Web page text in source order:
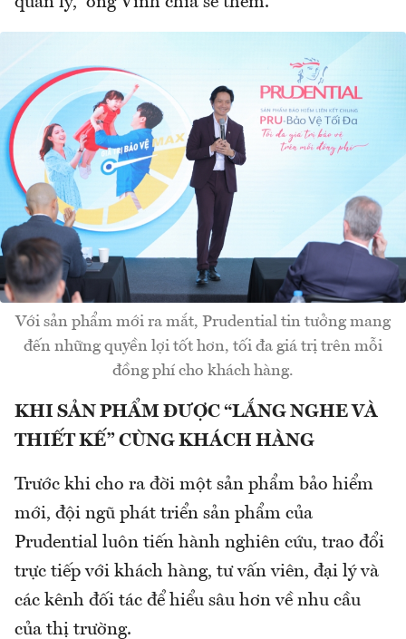
Với sản phẩm mới ra mắt, Prudential tin tưởng mang
đến những quyền lợi tốt hơn, tối đa giá trị trên mỗi
đồng phí cho khách hàng.
KHI SẢN PHẨM ĐƯỢC “LẮNG NGHE VÀ
THIẾT KẾ” CÙNG KHÁCH HÀNG
Trước khi cho ra đời một sản phẩm bảo hiểm
mới, đội ngũ phát triển sản phẩm của
Prudential luôn tiến hành nghiên cứu, trao đổi
trực tiếp với khách hàng, tư vấn viên, đại lý và
các kênh đối tác để hiểu sâu hơn về nhu cầu
của thị trường.